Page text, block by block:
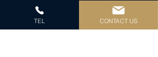
あると同時に、大きな潜在市場とも言えま
す。また大阪万博など大型イベントを控える
TEL CONTACT US